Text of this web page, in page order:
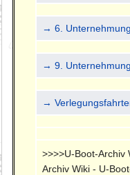
→ 6.
→ 9.
→
>>>>U-Boot-Archiv
Archiv Wiki - U-